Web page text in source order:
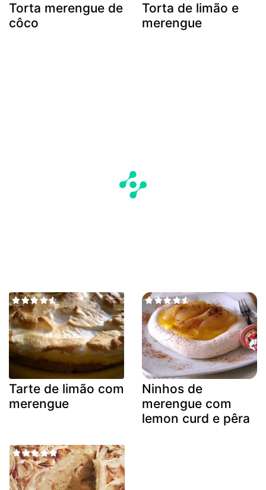
Torta merengue de
côco
Torta de limão e
merengue
Tarte de limão com
merengue
Ninhos de
merengue com
lemon curd e pêra